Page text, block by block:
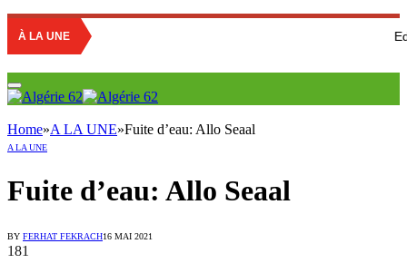
À LA UNE Education
Home»A LA UNE»Fuite d’eau: Allo Seaal
A LA UNE
Fuite d’eau: Allo Seaal
BY FERHAT FEKRACH16 MAI 2021
181